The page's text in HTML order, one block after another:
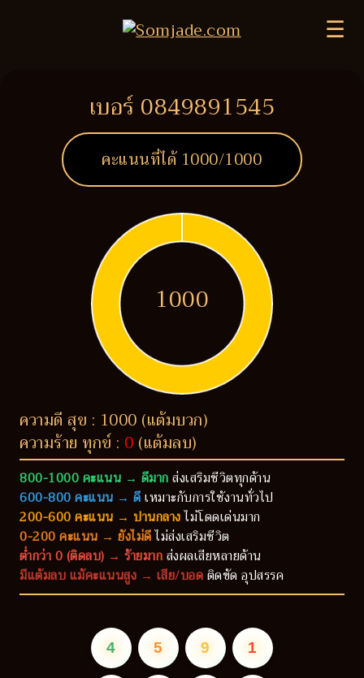
☰
เบอร์ 0849891545
คะแนนที่ได้ 1000/1000
1000
ความดี สุข : 1000 (แต้มบวก)
ความร้าย ทุกข์ : 0 (แต้มลบ)
800-1000 คะแนน → ดีมากส่งเสริมชีวิตทุกด้าน
600-800 คะแนน → ดีเหมาะกับการใช้งานทั่วไป
200-600 คะแนน → ปานกลางไม่โดดเด่นมาก
0-200 คะแนน → ยังไม่ดีไม่ส่งเสริมชีวิต
ต่ำกว่า 0 (ติดลบ) → ร้ายมากส่งผลเสียหลายด้าน
มีแต้มลบ แม้คะแนนสูง → เสีย/บอดติดขัด อุปสรรค
4 5 9 1